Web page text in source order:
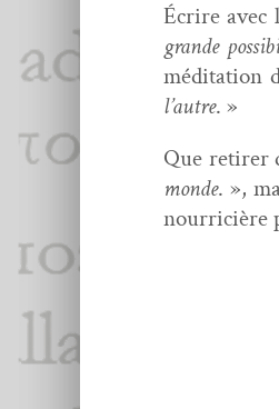
Écrire avec
grande
médi­ta­tion
l’autre. »
Que retir­er
monde. »,
nourri­cière